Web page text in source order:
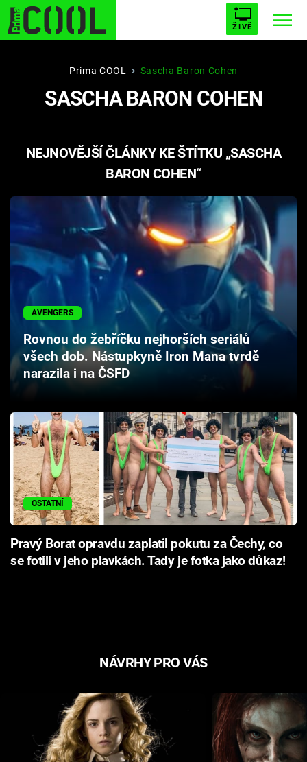
ŽIVĚ
STARHOUSE BUFFY, PŘEMOŽITELKA UPÍRŮ
ESCAPE PLNEJ KOTEL AVENGERS 5
Sledujte nás
Prima COOL Sascha Baron Cohen
SASCHA BARON COHEN
NEJNOVĚJŠÍ ČLÁNKY KE ŠTÍTKU „SASCHA
BARON COHEN“
AVENGERS
Rovnou do žebříčku nejhorších seriálů
všech dob. Nástupkyně Iron Mana tvrdě
narazila i na ČSFD
OSTATNÍ
Pravý Borat opravdu zaplatil pokutu za Čechy, co
se fotili v jeho plavkách. Tady je fotka jako důkaz!
NÁVRHY PRO VÁS